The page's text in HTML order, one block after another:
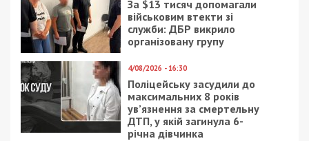
За $13 тисяч допомагали
військовим втекти зі
служби: ДБР викрило
організовану групу
4/08/2026 - 16:30
Поліцейську засудили до
максимальних 8 років
ув’язнення за смертельну
ДТП, у якій загинула 6-
річна дівчинка